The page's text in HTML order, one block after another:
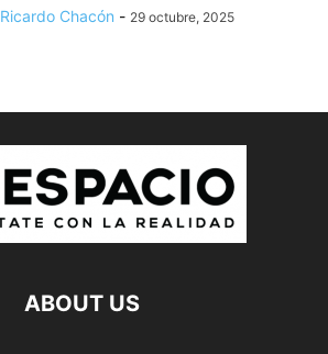
Ricardo Chacón - 29 octubre, 2025
ABOUT US